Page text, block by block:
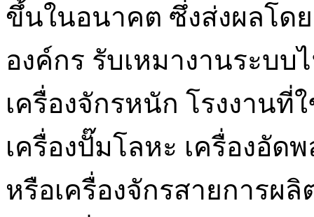
ขึ้นในอนาคต ซึ่งส่งผลโด
องค์กร รับเหมางานระบ
เครื่องจักรหนัก โรงงานที่
เครื่องปั๊มโลหะ เครื่องอัด
หรือเครื่องจักรสายการผ